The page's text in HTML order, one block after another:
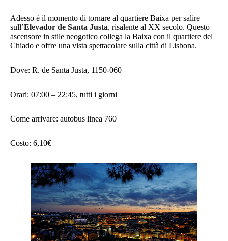
Adesso è il momento di tornare al quartiere Baixa per salire
sull’Elevador de Santa Justa, risalente al XX secolo. Questo
ascensore in stile neogotico collega la Baixa con il quartiere del
Chiado e offre una vista spettacolare sulla città di Lisbona.
Dove: R. de Santa Justa, 1150-060
Orari: 07:00 – 22:45, tutti i giorni
Come arrivare: autobus linea 760
Costo: 6,10€